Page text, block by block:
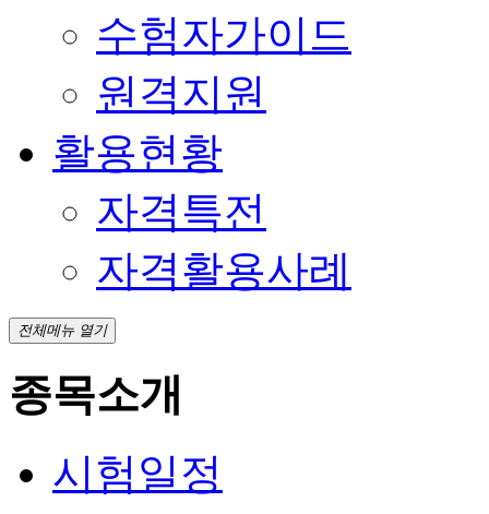
수험자가이드
원격지원
활용현황
자격특전
자격활용사례
전체메뉴 열기
종목소개
시험일정